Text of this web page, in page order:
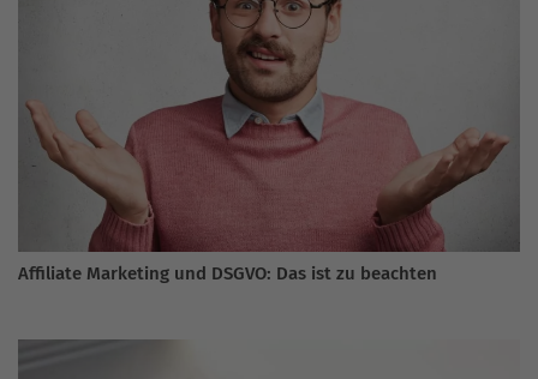
Affiliate Marketing und DSGVO: Das ist zu beachten